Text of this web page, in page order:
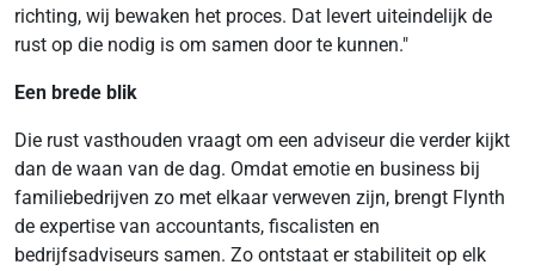
richting, wij bewaken het proces. Dat levert uiteindelijk de
rust op die nodig is om samen door te kunnen."
Een brede blik
Die rust vasthouden vraagt om een adviseur die verder kijkt
dan de waan van de dag. Omdat emotie en business bij
familiebedrijven zo met elkaar verweven zijn, brengt Flynth
de expertise van accountants, fiscalisten en
bedrijfsadviseurs samen. Zo ontstaat er stabiliteit op elk